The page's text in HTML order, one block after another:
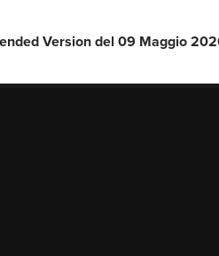
Version del 09 Maggio